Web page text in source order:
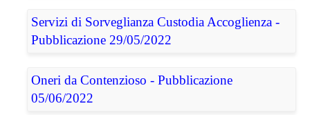
Servizi di Sorveglianza Custodia Accoglienza -
Pubblicazione 29/05/2022
Oneri da Contenzioso - Pubblicazione
05/06/2022